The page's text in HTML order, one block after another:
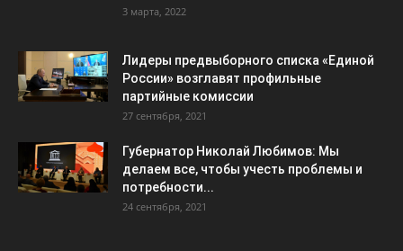
3 марта, 2022
Лидеры предвыборного списка «Единой
России» возглавят профильные
партийные комиссии
27 сентября, 2021
Губернатор Николай Любимов: Мы
делаем все, чтобы учесть проблемы и
потребности...
24 сентября, 2021